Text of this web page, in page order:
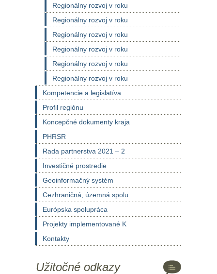
Regionálny rozvoj v roku
Regionálny rozvoj v roku
Regionálny rozvoj v roku
Regionálny rozvoj v roku
Regionálny rozvoj v roku
Regionálny rozvoj v roku
Kompetencie a legislatíva
Profil regiónu
Koncepčné dokumenty kraja
PHRSR
Rada partnerstva 2021 – 2
Investičné prostredie
Geoinformačný systém
Cezhraničná, územná spolu
Európska spolupráca
Projekty implementované K
Kontakty
Užitočné odkazy